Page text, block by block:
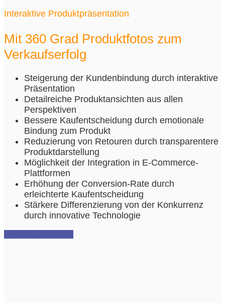
Interaktive Produktpräsentation
Mit 360 Grad Produktfotos zum
Verkaufserfolg
Steigerung der Kundenbindung durch interaktive
Präsentation
Detailreiche Produktansichten aus allen
Perspektiven
Bessere Kaufentscheidung durch emotionale
Bindung zum Produkt
Reduzierung von Retouren durch transparentere
Produktdarstellung
Möglichkeit der Integration in E-Commerce-
Plattformen
Erhöhung der Conversion-Rate durch
erleichterte Kaufentscheidung
Stärkere Differenzierung von der Konkurrenz
durch innovative Technologie